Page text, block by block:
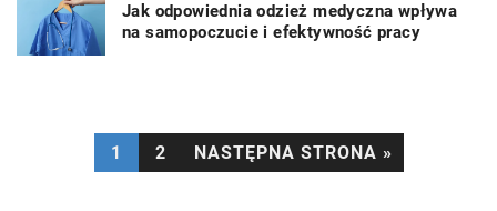
Jak odpowiednia odzież medyczna wpływa
na samopoczucie i efektywność pracy
1 2 NASTĘPNA STRONA »